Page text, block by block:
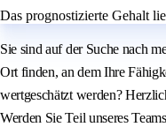
Das prognostizierte Gehalt
Sie sind auf der Suche nach
Ort finden, an dem Ihre
wertgeschätzt werden?
Werden Sie Teil unseres